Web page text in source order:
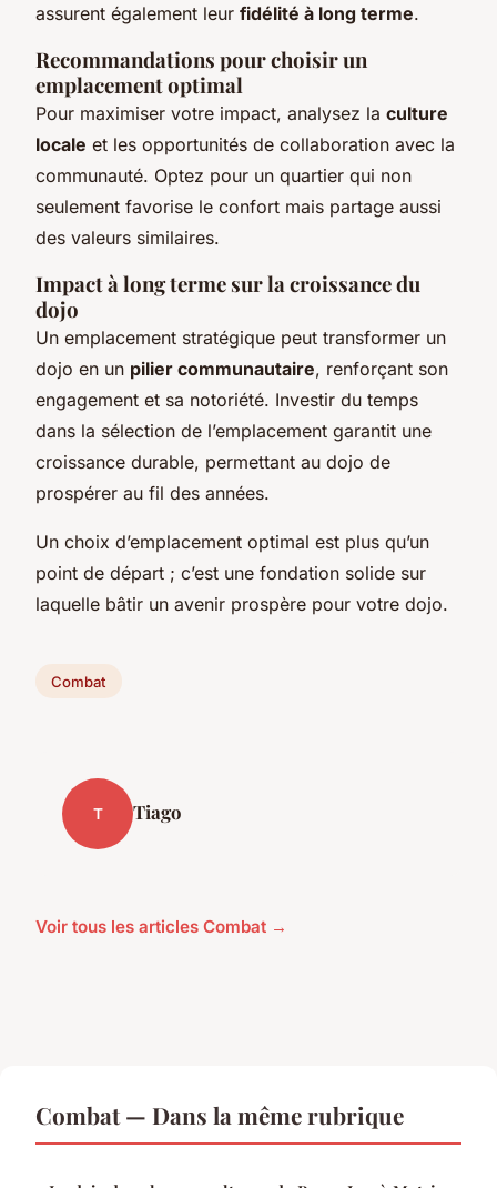
assurent également leur fidélité à long terme.
Recommandations pour choisir un
emplacement optimal
Pour maximiser votre impact, analysez la culture
locale et les opportunités de collaboration avec la
communauté. Optez pour un quartier qui non
seulement favorise le confort mais partage aussi
des valeurs similaires.
Impact à long terme sur la croissance du
dojo
Un emplacement stratégique peut transformer un
dojo en un pilier communautaire, renforçant son
engagement et sa notoriété. Investir du temps
dans la sélection de l’emplacement garantit une
croissance durable, permettant au dojo de
prospérer au fil des années.
Un choix d’emplacement optimal est plus qu’un
point de départ ; c’est une fondation solide sur
laquelle bâtir un avenir prospère pour votre dojo.
Combat
T Tiago
Voir tous les articles Combat →
Combat — Dans la même rubrique